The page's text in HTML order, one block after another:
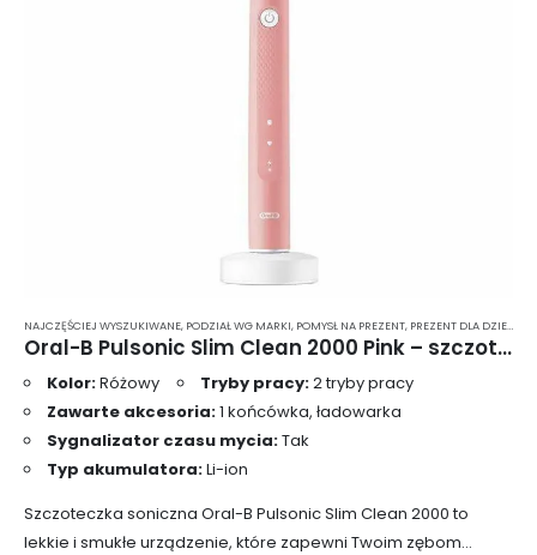
NAJCZĘŚCIEJ WYSZUKIWANE, PODZIAŁ WG MARKI, POMYSŁ NA PREZENT, PREZENT DLA DZIEWCZYNY
Oral-B Pulsonic Slim Clean 2000 Pink – szczoteczka soniczna do zębów
Kolor:Różowy Tryby pracy:2 tryby pracy
Zawarte akcesoria:1 końcówka, ładowarka
Sygnalizator czasu mycia:Tak
Typ akumulatora:Li-ion
Szczoteczka soniczna Oral-B Pulsonic Slim Clean 2000 to
lekkie i smukłe urządzenie, które zapewni Twoim zębom